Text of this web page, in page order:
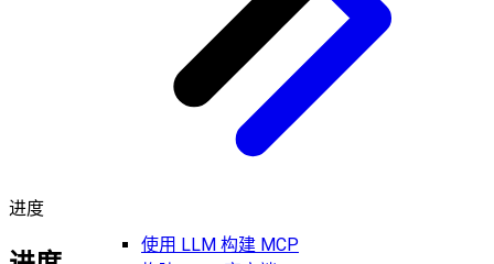
使用 LLM 构建 MCP
进度